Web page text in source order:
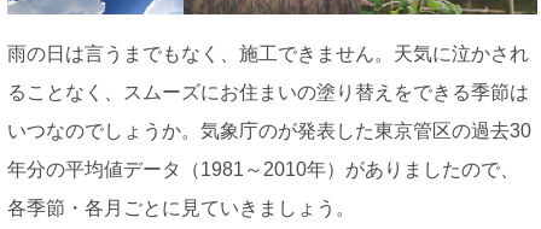
雨の日は言うまでもなく、施工できません。天気に泣かされ
ることなく、スムーズにお住まいの塗り替えをできる季節は
いつなのでしょうか。気象庁のが発表した東京管区の過去30
年分の平均値データ（1981～2010年）がありましたので、
各季節・各月ごとに見ていきましょう。